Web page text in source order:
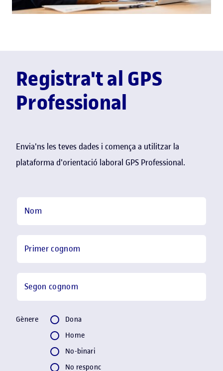
Registra't al GPS
Professional
Envia'ns les teves dades i comença a utilitzar la
plataforma d'orientació laboral GPS Professional.
Nom
Primer cognom
Segon cognom
Gènere Gènere
Dona
Home
No-binari
No responc